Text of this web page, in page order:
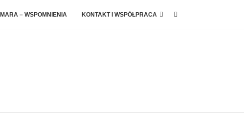
– WSPOMNIENIA KONTAKT I WSPÓŁPRACA